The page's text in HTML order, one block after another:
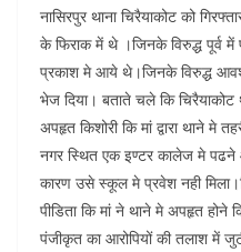
नासिरपुर थाना चिरैयाकोट को
के फिराक में थे ।जिनके विरुद्ध पूर्व
प्रकाश मे आये थे।जिनके विरुद्ध
भेज दिया। बताते चले कि चिरैयाकोट
अपहृत किशोरी कि मां द्वारा थाने मे
नगर स्थित एक इण्टर कालेज मे
कारण उसे स्कूल मे प्रवेश नही
पीडिता कि मां ने थाने मे अपहृत होने
पंजीकृत का आरोपियों की तलाश में